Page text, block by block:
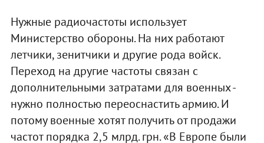
Нужные радиочастоты использует
Министерство обороны. На них работают
летчики, зенитчики и другие рода войск.
Переход на другие частоты связан с
дополнительными затратами для военных -
нужно полностью переоснастить армию. И
потому военные хотят получить от продажи
частот порядка 2,5 млрд. грн. «В Европе были